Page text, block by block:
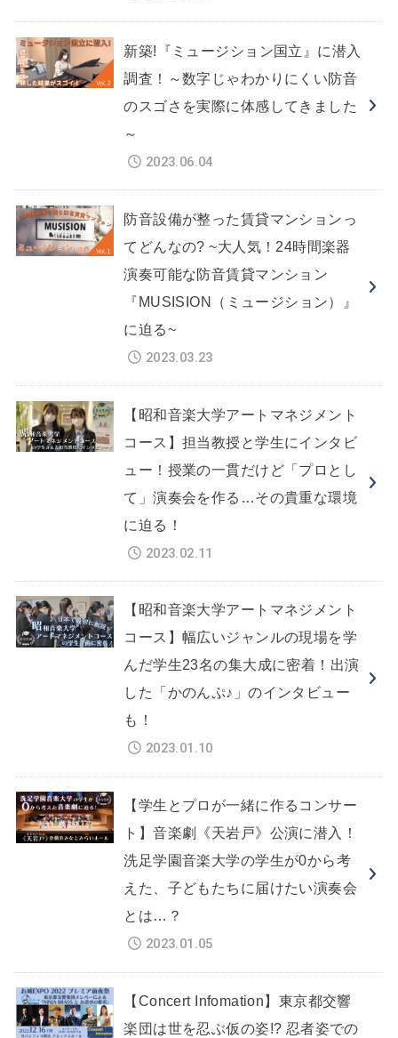
新築!『ミュージション国立』に潜入
調査！～数字じゃわかりにくい防音
のスゴさを実際に体感してきました
～
2023.06.04
防音設備が整った賃貸マンションっ
てどんなの? ~大人気！24時間楽器
演奏可能な防音賃貸マンション
『MUSISION（ミュージション）』
に迫る~
2023.03.23
【昭和音楽大学アートマネジメント
コース】担当教授と学生にインタビ
ュー！授業の一貫だけど「プロとし
て」演奏会を作る…その貴重な環境
に迫る！
2023.02.11
【昭和音楽大学アートマネジメント
コース】幅広いジャンルの現場を学
んだ学生23名の集大成に密着！出演
した「かのんぷ♪」のインタビュー
も！
2023.01.10
【学生とプロが一緒に作るコンサー
ト】音楽劇《天岩戸》公演に潜入！
洗足学園音楽大学の学生が0から考
えた、子どもたちに届けたい演奏会
とは…？
2023.01.05
【Concert Infomation】東京都交響
楽団は世を忍ぶ仮の姿!? 忍者姿での